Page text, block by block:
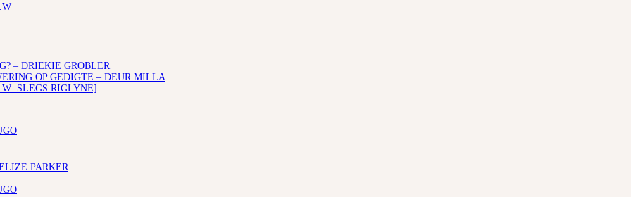
– DRIEKIE GROBLER
OP GEDIGTE – DEUR MILLA
:SLEGS RIGLYNE]
PARKER